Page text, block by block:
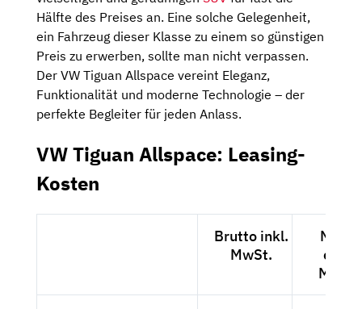
Hälfte des Preises an. Eine solche Gelegenheit,
ein Fahrzeug dieser Klasse zu einem so günstigen
Preis zu erwerben, sollte man nicht verpassen.
Der VW Tiguan Allspace vereint Eleganz,
Funktionalität und moderne Technologie – der
perfekte Begleiter für jeden Anlass.
VW Tiguan Allspace: Leasing-
Kosten
Brutto inkl.
MwSt.
Netto
exkl.
MwSt.